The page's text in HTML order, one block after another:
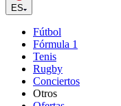
ES
Fútbol
Fórmula 1
Tenis
Rugby
Conciertos
Otros